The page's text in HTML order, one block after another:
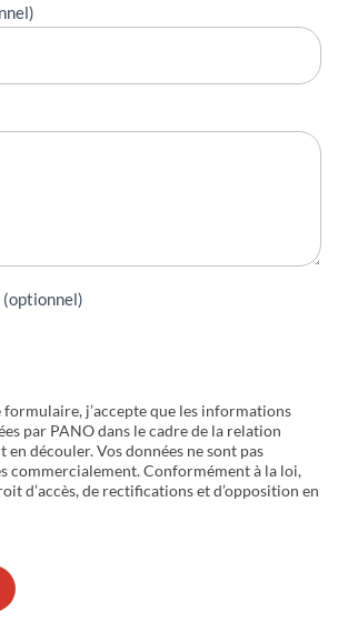
(optionnel)
formulaire, j’accepte que les informations
par PANO dans le cadre de la relation
découler. Vos données ne sont pas
commercialement. Conformément à la loi,
d’accès, de rectifications et d’opposition en